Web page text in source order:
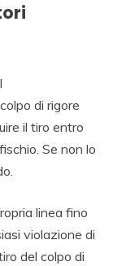
di rigore
il tiro entro
Se non lo
linea fino
violazione di
del colpo di